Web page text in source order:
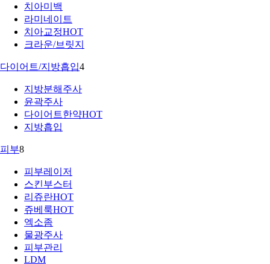
치아미백
라미네이트
치아교정HOT
크라운/브릿지
다이어트/지방흡입4
지방분해주사
윤곽주사
다이어트한약HOT
지방흡입
피부8
피부레이저
스킨부스터
리쥬란HOT
쥬베룩HOT
엑소좀
물광주사
피부관리
LDM